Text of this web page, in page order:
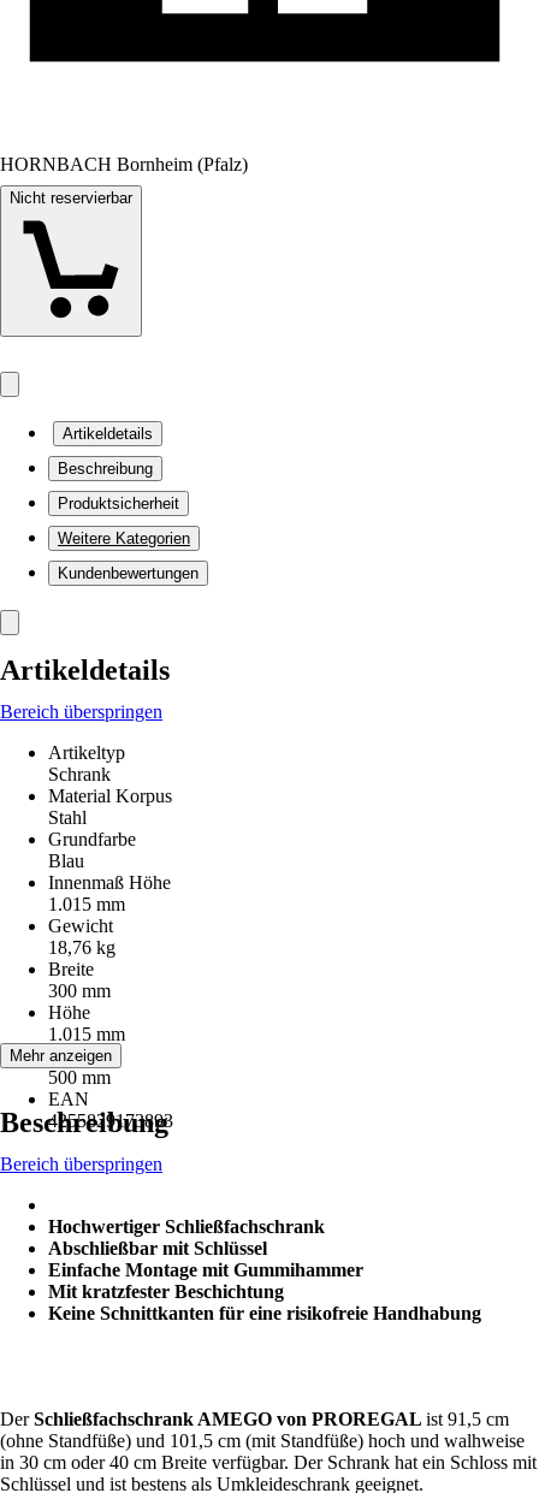
HORNBACH Bornheim (Pfalz)
Nicht reservierbar
Artikeldetails
Beschreibung
Produktsicherheit
Weitere Kategorien
Kundenbewertungen
Artikeldetails
Bereich überspringen
Artikeltyp
Schrank
Material Korpus
Stahl
Grundfarbe
Blau
Innenmaß Höhe
1.015 mm
Gewicht
18,76 kg
Breite
300 mm
Höhe
1.015 mm
Tiefe
500 mm
EAN
4255829173893
Mehr anzeigen
Beschreibung
Bereich überspringen
Hochwertiger Schließfachschrank
Abschließbar mit Schlüssel
Einfache Montage mit Gummihammer
Mit kratzfester Beschichtung
Keine Schnittkanten für eine risikofreie Handhabung
DerSchließfachschrank AMEGO von PROREGAL ist 91,5 cm
(ohne Standfüße) und 101,5 cm (mit Standfüße) hoch und walhweise
in 30 cm oder 40 cm Breite verfügbar. Der Schrank hat ein Schloss mit
Schlüssel und ist bestens als Umkleideschrank geeignet.